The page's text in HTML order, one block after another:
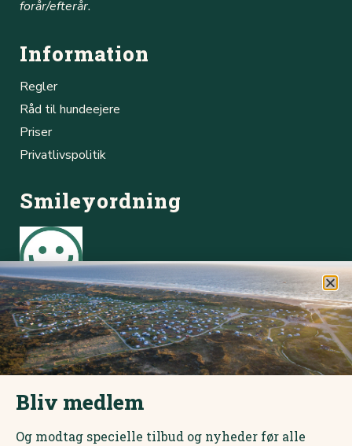
forår/efterår.
Information
Regler
Råd til hundeejere
Priser
Privatlivspolitik
Smileyordning
Børsmose Strand Camping Cafe
Online booking
Du kan hurtigt og nemt booke plads via vores online
Book online her
Bliv medlem
Og modtag specielle tilbud og nyheder før alle